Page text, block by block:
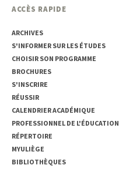
ACCÈS RAPIDE
ARCHIVES
S'INFORMER SUR LES ÉTUDES
CHOISIR SON PROGRAMME
BROCHURES
S'INSCRIRE
RÉUSSIR
CALENDRIER ACADÉMIQUE
PROFESSIONNEL DE L'ÉDUCATION
RÉPERTOIRE
MYULIÈGE
BIBLIOTHÈQUES